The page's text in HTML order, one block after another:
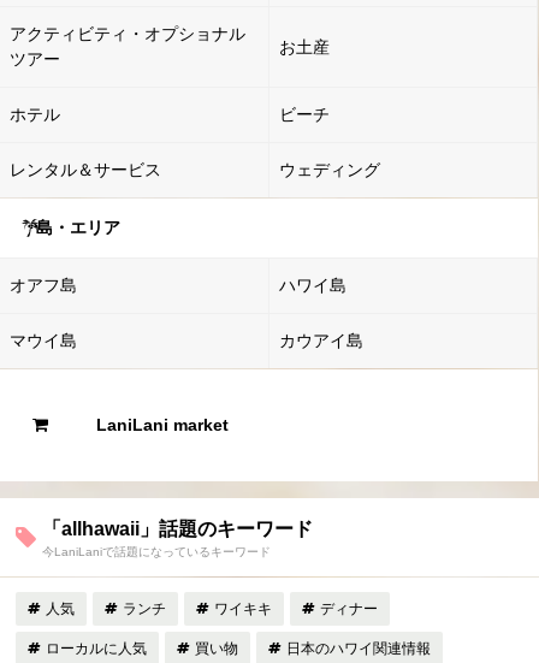
アクティビティ・オプショナル
ツアー
お土産
ホテル ビーチ
レンタル＆サービス ウェディング
島・エリア
オアフ島 ハワイ島
マウイ島 カウアイ島
LaniLani market
「allhawaii」話題のキーワード
今LaniLaniで話題になっているキーワード
人気 ランチ ワイキキ ディナー
ローカルに人気 買い物 日本のハワイ関連情報